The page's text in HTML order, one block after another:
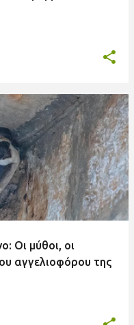
Οι μύθοι, οι
αγγελιοφόρου της